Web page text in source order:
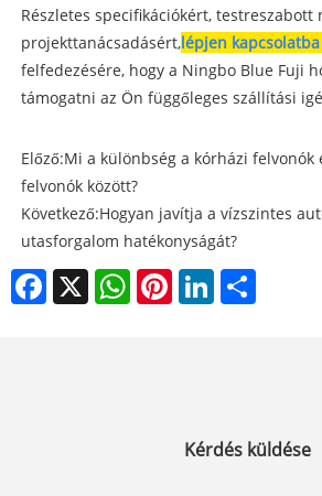
Részletes specifikációkért, testreszabott
projekttanácsadásért,lépjen
felfedezésére, hogy a Ningbo Blue Fuji
támogatni az Ön függőleges szállítási
Előző:Mi a különbség a kórházi felvonók
felvonók között?
Következő:Hogyan javítja a vízszintes
utasforgalom hatékonyságát?
Facebook
X WhatsAppPinterestLinkedIn
Kérdés küldése